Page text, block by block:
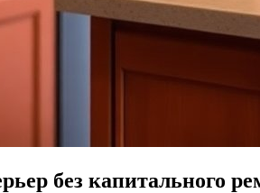
без капитального